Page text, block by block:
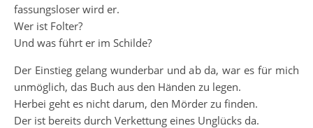
fassungsloser wird er.
Wer ist Folter?
Und was führt er im Schilde?
Der Einstieg gelang wunderbar und ab da, war es für mich
unmöglich, das Buch aus den Händen zu legen.
Herbei geht es nicht darum, den Mörder zu finden.
Der ist bereits durch Verkettung eines Unglücks da.